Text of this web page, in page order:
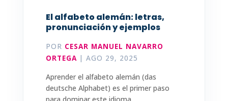
El alfabeto alemán: letras,
pronunciación y ejemplos
POR CESAR MANUEL NAVARRO
ORTEGA| AGO 29, 2025
Aprender el alfabeto alemán (das
deutsche Alphabet) es el primer paso